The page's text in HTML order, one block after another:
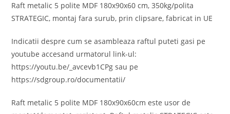
Raft metalic 5 polite MDF 180x90x60 cm, 350kg/polita
STRATEGIC, montaj fara surub, prin clipsare, fabricat in UE
Indicatii despre cum se asambleaza raftul puteti gasi pe
youtube accesand urmatorul link-ul:
https://youtu.be/_avcevb1CPg sau pe
https://sdgroup.ro/documentatii/
Raft metalic 5 polite MDF 180x90x60cm este usor de